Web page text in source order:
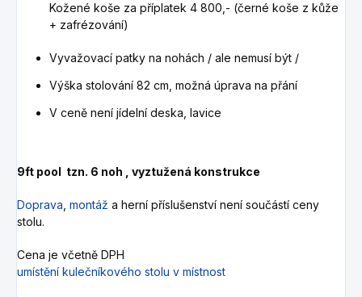
Kožené koše za příplatek 4 800,- (černé koše z kůže
+ zafrézování)
Vyvažovací patky na nohách / ale nemusí být /
Výška stolování 82 cm, možná úprava na přání
V ceně není jídelní deska, lavice
9ft pool tzn. 6 noh , vyztužená konstrukce
Doprava montáž a herní příslušenství není součástí ceny
stolu.
Cena je včetně DPH
umístění kulečníkového stolu v místnost